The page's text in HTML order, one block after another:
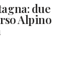
due
Alpino